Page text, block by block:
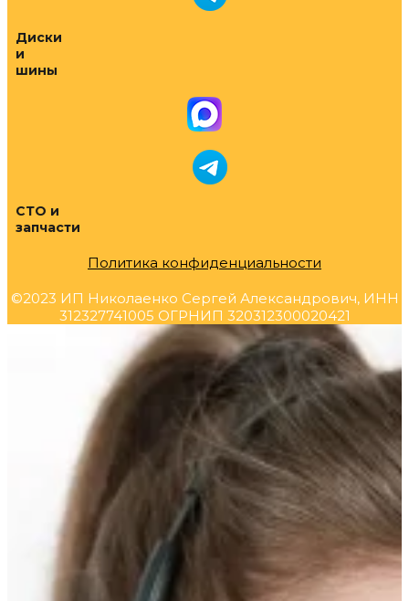
Диски
и
шины
СТО и
запчасти
Политика конфиденциальности
©2023 ИП Николаенко Сергей Александрович, ИНН
312327741005 ОГРНИП 320312300020421